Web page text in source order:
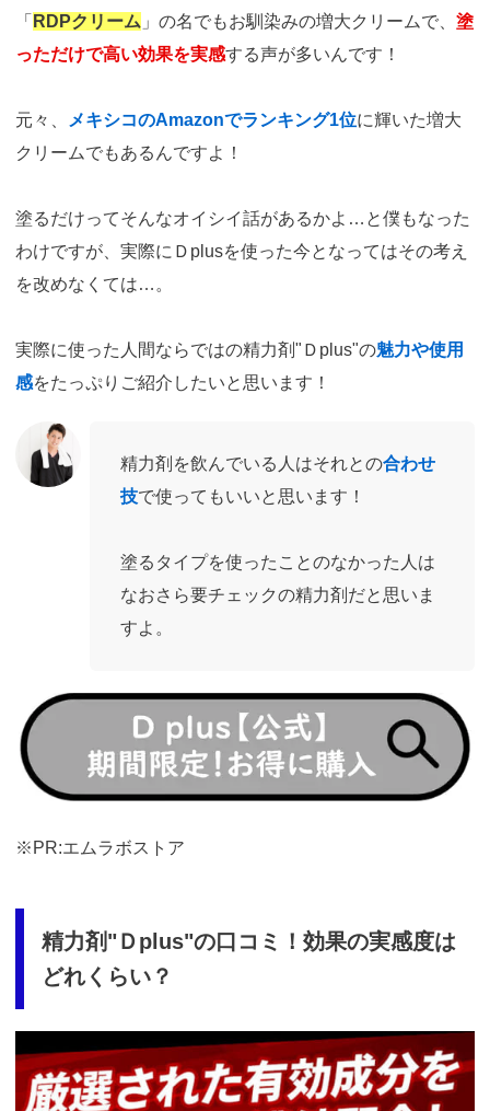
「 RDPクリーム 」の名でもお馴染みの増大クリームで、 塗
っただけで高い効果を実感する声が多いんです！
元々、 メキシコのAmazonでランキング1位に輝いた増大
クリームでもあるんですよ！
塗るだけってそんなオイシイ話があるかよ…と僕もなった
わけですが、実際にＤplusを使った今となってはその考え
を改めなくては…。
実際に使った人間ならではの精力剤"Ｄplus"の魅力や使用
感をたっぷりご紹介したいと思います！
精力剤を飲んでいる人はそれとの合わせ
技で使ってもいいと思います！
塗るタイプを使ったことのなかった人は
なおさら要チェックの精力剤だと思いま
すよ。
https://fam-
ad.com/ad/p/r?
_site=67781&_article=17998
※PR:エムラボストア
精力剤"Ｄplus"の口コミ！効果の実感度は
どれくらい？
ad.com/ad/p/r?
_site=67781&_article=17998